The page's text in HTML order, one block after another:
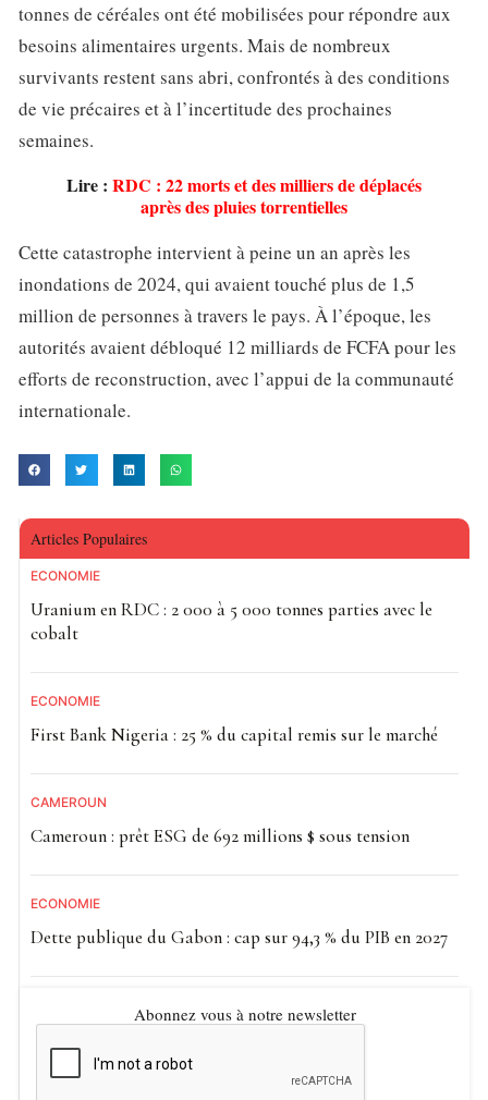
tonnes de céréales ont été mobilisées pour répondre aux
besoins alimentaires urgents. Mais de nombreux
survivants restent sans abri, confrontés à des conditions
de vie précaires et à l’incertitude des prochaines
semaines.
Lire : RDC : 22 morts et des milliers de déplacés
après des pluies torrentielles
Cette catastrophe intervient à peine un an après les
inondations de 2024, qui avaient touché plus de 1,5
million de personnes à travers le pays. À l’époque, les
autorités avaient débloqué 12 milliards de FCFA pour les
efforts de reconstruction, avec l’appui de la communauté
internationale.
Articles Populaires
ECONOMIE
Uranium en RDC : 2 000 à 5 000 tonnes parties avec le
cobalt
ECONOMIE
First Bank Nigeria : 25 % du capital remis sur le marché
CAMEROUN
Cameroun : prêt ESG de 692 millions $ sous tension
ECONOMIE
Dette publique du Gabon : cap sur 94,3 % du PIB en 2027
Abonnez vous à notre newsletter